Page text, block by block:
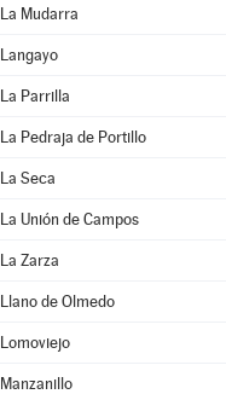
La Mudarra
Langayo
La Parrilla
La Pedraja de Portillo
La Seca
La Unión de Campos
La Zarza
Llano de Olmedo
Lomoviejo
Manzanillo